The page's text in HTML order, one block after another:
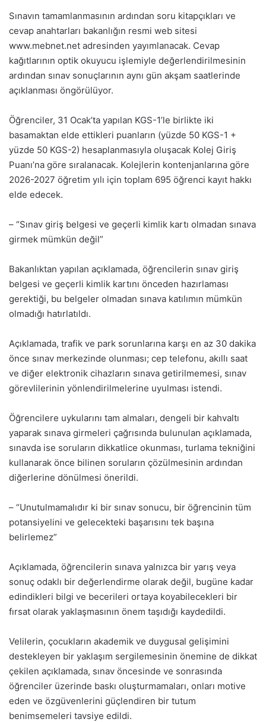
Sınavın tamamlanmasının ardından soru kitapçıkları ve
cevap anahtarları bakanlığın resmi web sitesi
www.mebnet.net adresinden yayımlanacak. Cevap
kağıtlarının optik okuyucu işlemiyle değerlendirilmesinin
ardından sınav sonuçlarının aynı gün akşam saatlerinde
açıklanması öngörülüyor.
Öğrenciler, 31 Ocak’ta yapılan KGS-1’le birlikte iki
basamaktan elde ettikleri puanların (yüzde 50 KGS-1 +
yüzde 50 KGS-2) hesaplanmasıyla oluşacak Kolej Giriş
Puanı’na göre sıralanacak. Kolejlerin kontenjanlarına göre
2026-2027 öğretim yılı için toplam 695 öğrenci kayıt hakkı
elde edecek.
– “Sınav giriş belgesi ve geçerli kimlik kartı olmadan sınava
girmek mümkün değil”
Bakanlıktan yapılan açıklamada, öğrencilerin sınav giriş
belgesi ve geçerli kimlik kartını önceden hazırlaması
gerektiği, bu belgeler olmadan sınava katılımın mümkün
olmadığı hatırlatıldı.
Açıklamada, trafik ve park sorunlarına karşı en az 30 dakika
önce sınav merkezinde olunması; cep telefonu, akıllı saat
ve diğer elektronik cihazların sınava getirilmemesi, sınav
görevlilerinin yönlendirilmelerine uyulması istendi.
Öğrencilere uykularını tam almaları, dengeli bir kahvaltı
yaparak sınava girmeleri çağrısında bulunulan açıklamada,
sınavda ise soruların dikkatlice okunması, turlama tekniğini
kullanarak önce bilinen soruların çözülmesinin ardından
diğerlerine dönülmesi önerildi.
– “Unutulmamalıdır ki bir sınav sonucu, bir öğrencinin tüm
potansiyelini ve gelecekteki başarısını tek başına
belirlemez”
Açıklamada, öğrencilerin sınava yalnızca bir yarış veya
sonuç odaklı bir değerlendirme olarak değil, bugüne kadar
edindikleri bilgi ve becerileri ortaya koyabilecekleri bir
fırsat olarak yaklaşmasının önem taşıdığı kaydedildi.
Velilerin, çocukların akademik ve duygusal gelişimini
destekleyen bir yaklaşım sergilemesinin önemine de dikkat
çekilen açıklamada, sınav öncesinde ve sonrasında
öğrenciler üzerinde baskı oluşturmamaları, onları motive
eden ve özgüvenlerini güçlendiren bir tutum
benimsemeleri tavsiye edildi.